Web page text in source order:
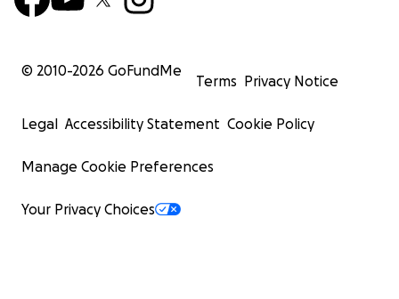
© 2010-2026 GoFundMe
Terms Privacy Notice
Legal Accessibility Statement Cookie Policy
Manage Cookie Preferences
Your Privacy Choices